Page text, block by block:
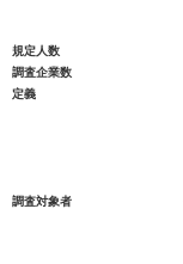
規定人数
調査企業数
定義
調査対象者